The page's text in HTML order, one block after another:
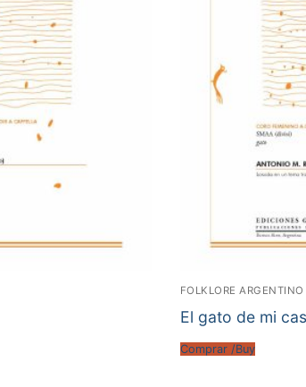
FOLKLORE ARGENTINO
El gato de mi
Comprar /Buy